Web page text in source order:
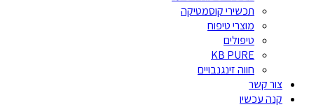
תכשירי קוסמטיקה
מוצרי טיפוח
טיפולים
KB PURE
חווה זינגנבויים
צור קשר
קנה עכשיו